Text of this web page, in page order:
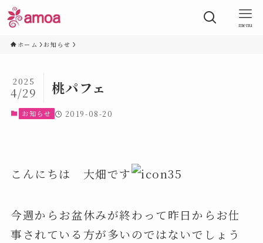
menu
ホーム お知らせ
桃パフェ
2025
4/29
お知らせ 2019-08-20
こんにちは 大畑です
今週からお盆休みが終わって昨日からお仕
事されている方が多いのではないでしょう